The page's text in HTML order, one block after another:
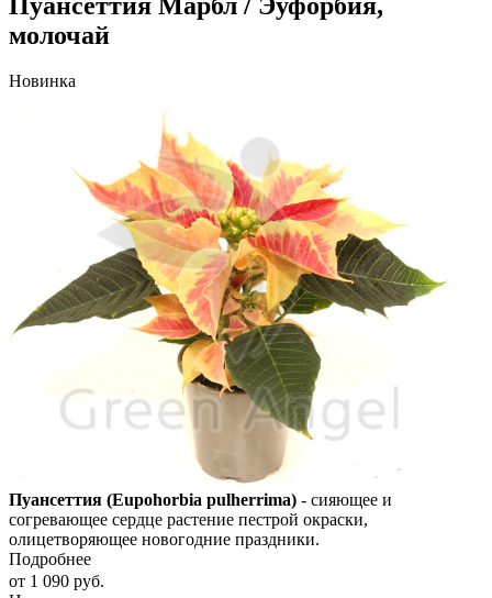
молочай
Новинка
Пуансеттия (Eupohorbia pulherrima) - сияющее и
согревающее сердце растение пестрой окраски,
олицетворяющее новогодние праздники.
Подробнее
от 1 090 руб.